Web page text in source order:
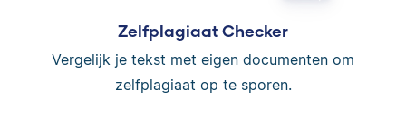
Zelfplagiaat Checker
Vergelijk je tekst met eigen documenten om
zelfplagiaat op te sporen.